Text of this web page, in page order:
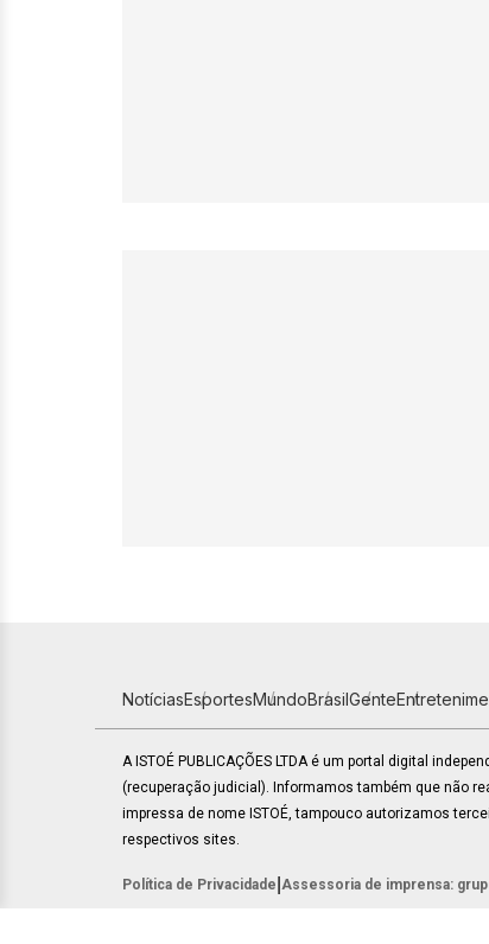
NotíciasEsportesMundoBrasilGente
A ISTOÉ PUBLICAÇÕES LTDA é um portal digital
(recuperação judicial). Informamos também que não
impressa de nome ISTOÉ, tampouco autorizamos
respectivos sites.
Política de Privacidade Assessoria de imprensa: